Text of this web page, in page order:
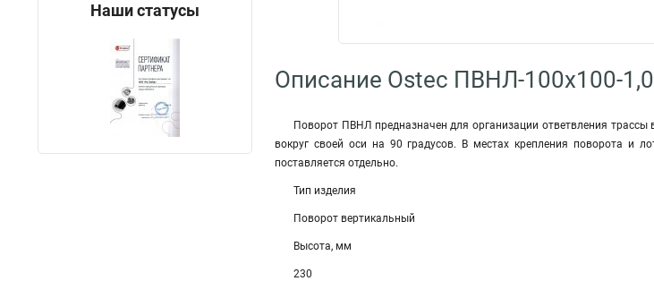
Наши статусы
Описание Ostec ПВНЛ-100х100-
Поворот ПВНЛ предназначен для организации ответвления
вокруг своей оси на 90 градусов. В местах крепления поворота и
поставляется отдельно.
Тип изделия
Поворот вертикальный
Высота, мм
230